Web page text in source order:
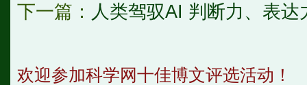
下一篇： 人类驾驭AI 判断力、表达
欢迎参加科学网十佳博文评选活动！